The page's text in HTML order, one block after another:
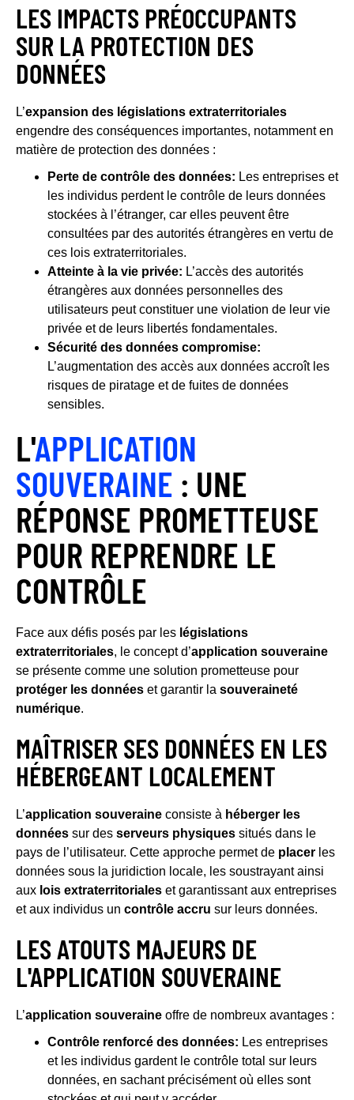
LES IMPACTS PRÉOCCUPANTS
SUR LA PROTECTION DES
DONNÉES
L’expansion des législations extraterritoriales
engendre des conséquences importantes, notamment en
matière de protection des données :
Perte de contrôle des données: Les entreprises et
les individus perdent le contrôle de leurs données
stockées à l’étranger, car elles peuvent être
consultées par des autorités étrangères en vertu de
ces lois extraterritoriales.
Atteinte à la vie privée: L’accès des autorités
étrangères aux données personnelles des
utilisateurs peut constituer une violation de leur vie
privée et de leurs libertés fondamentales.
Sécurité des données compromise:
L’augmentation des accès aux données accroît les
risques de piratage et de fuites de données
sensibles.
L'APPLICATION
SOUVERAINE : UNE
RÉPONSE PROMETTEUSE
POUR REPRENDRE LE
CONTRÔLE
Face aux défis posés par les législations
extraterritoriales, le concept d’application souveraine
se présente comme une solution prometteuse pour
protéger les données et garantir la souveraineté
numérique.
MAÎTRISER SES DONNÉES EN LES
HÉBERGEANT LOCALEMENT
L’application souveraine consiste à héberger les
données sur des serveurs physiques situés dans le
pays de l’utilisateur. Cette approche permet de placer les
données sous la juridiction locale, les soustrayant ainsi
aux lois extraterritoriales et garantissant aux entreprises
et aux individus un contrôle accru sur leurs données.
LES ATOUTS MAJEURS DE
L'APPLICATION SOUVERAINE
L’application souveraine offre de nombreux avantages :
Contrôle renforcé des données: Les entreprises
et les individus gardent le contrôle total sur leurs
données, en sachant précisément où elles sont